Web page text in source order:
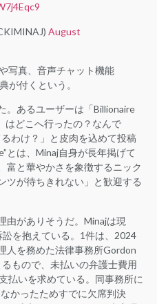
August
写真、音声チャット機能
が付くという。
。あるユーザーは「Billionaire
はどこへ行ったの？なんで
わけ？」と皮肉を込めて投稿
とは、Minaj自身が長年掲げて
富と華やかさを象徴するニック
ツが待ちきれない」と歓迎する
由がありそうだ。Minajは現
を抱えている。1件は、2024
人を務めた法律事務所Gordon
もので、未払いの弁護士費用
払いを求めている。同事務所に
かったためすでに欠席判決